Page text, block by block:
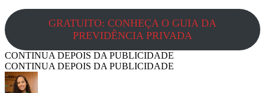
GRATUITO: CONHEÇA O GUIA DA
PREVIDÊNCIA PRIVADA
CONTINUA DEPOIS DA PUBLICIDADE
CONTINUA DEPOIS DA PUBLICIDADE